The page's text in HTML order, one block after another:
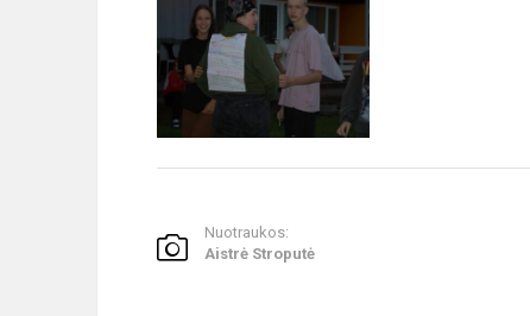
Nuotraukos:
Aistrė Stroputė